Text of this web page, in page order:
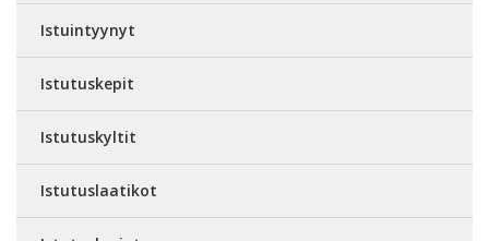
Istuintyynyt
Istutuskepit
Istutuskyltit
Istutuslaatikot